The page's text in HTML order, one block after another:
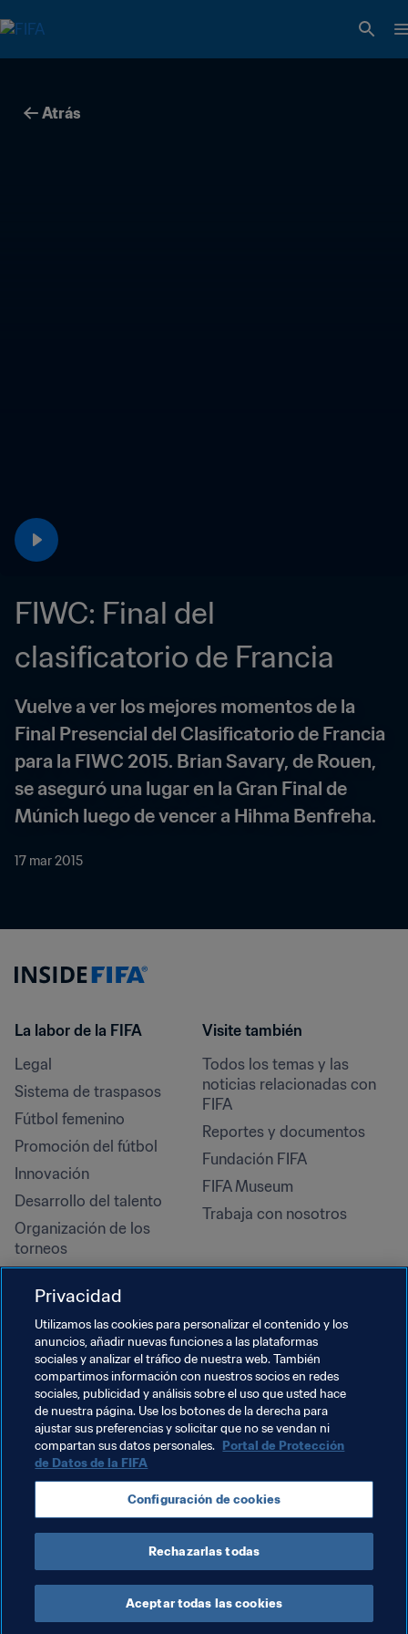
Atrás
FIWC: Final del
clasificatorio de Francia
Vuelve a ver los mejores momentos de la
Final Presencial del Clasificatorio de Francia
para la FIWC 2015. Brian Savary, de Rouen,
se aseguró una lugar en la Gran Final de
Múnich luego de vencer a Hihma Benfreha.
17 mar 2015
La labor de la FIFA
Legal
Sistema de traspasos
Fútbol femenino
Promoción del fútbol
Innovación
Desarrollo del talento
Organización de los
torneos
Derechos humanos y lucha
contra la discriminación
Salud y atención médica
Iniciativas educativas
Visite también
Todos los temas y las
noticias relacionadas con
FIFA
Reportes y documentos
Fundación FIFA
FIFA Museum
Trabaja con nosotros
TÉRMINOS DE SERVICIO
PORTAL DE PROTECCIÓN DE DATOS DE LA FIFA
DESCÁRGALO
CONFIGURACIÓN DE COOKIES
Copyright © 1994 - 2025 FIFA. Reservados todos los derechos.
Cookie Settings
Privacidad
Utilizamos las cookies para personalizar el contenido y los
anuncios, añadir nuevas funciones a las plataformas
sociales y analizar el tráfico de nuestra web. También
compartimos información con nuestros socios en redes
sociales, publicidad y análisis sobre el uso que usted hace
de nuestra página. Use los botones de la derecha para
ajustar sus preferencias y solicitar que no se vendan ni
compartan sus datos personales. Portal de Protección
de Datos de la FIFA
Configuración de cookies
Rechazarlas todas
Aceptar todas las cookies